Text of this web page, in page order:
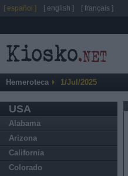
Hemeroteca 1/Jul/2025
USA
Alabama
Arizona
California
Colorado
[ español ] [ english ] [ français ]